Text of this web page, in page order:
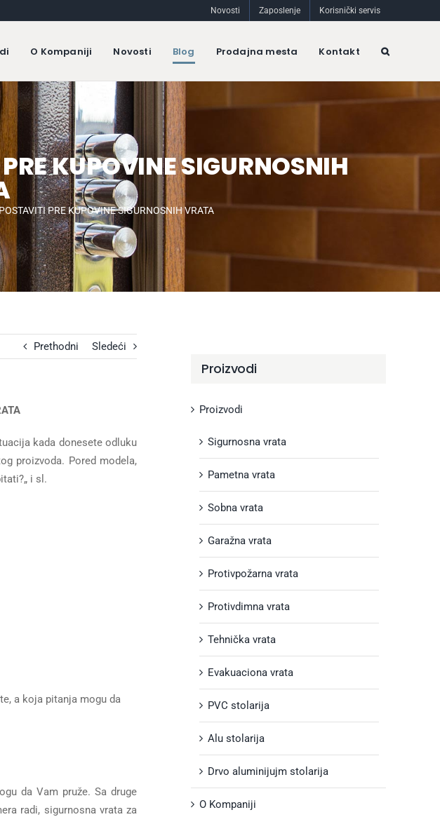
Novosti Zaposlenje Korisnički servis
O Kompaniji Novosti Blog Prodajna mesta Kontakt
KUPOVINE SIGURNOSNIH
PRE KUPOVINE SIGURNOSNIH VRATA
Prethodni Sledeći
kada donesete odluku
proizvoda. Pored modela,
i sl.
a koja pitanja mogu da
da Vam pruže. Sa druge
radi, sigurnosna vrata za
Proizvodi
Proizvodi
Sigurnosna vrata
Pametna vrata
Sobna vrata
Garažna vrata
Protivpožarna vrata
Protivdimna vrata
Tehnička vrata
Evakuaciona vrata
PVC stolarija
Alu stolarija
Drvo aluminijujm stolarija
O Kompaniji